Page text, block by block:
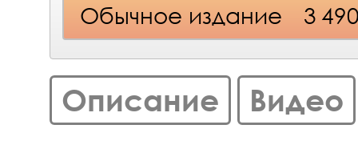
Обычное издание 3
Описание Видео